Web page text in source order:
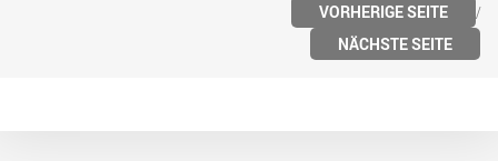
VORHERIGE SEITE
NÄCHSTE SEITE